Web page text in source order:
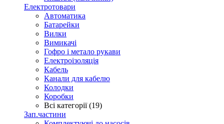
Електротовари
Автоматика
Батарейки
Вилки
Вимикачі
Гофро і метало рукави
Електроізоляція
Кабель
Канали для кабелю
Колодки
Коробки
Всі категорії (19)
Зап.частини